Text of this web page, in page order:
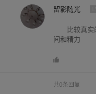
留影随光
比较真
间和精力
共0条回复